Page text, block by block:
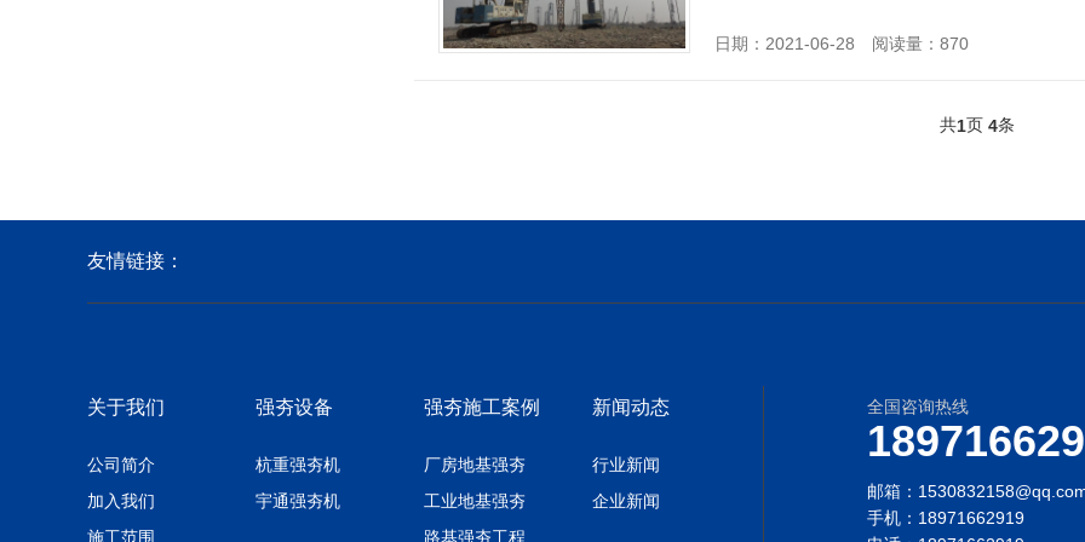
日期：2021-06-28 阅读量：870
共1页 4条
友情链接：
关于我们
公司简介
加入我们
施工范围
强夯设备
杭重强夯机
宇通强夯机
强夯施工案例
厂房地基强夯
工业地基强夯
路基强夯工程
新闻动态
行业新闻
企业新闻
全国咨询热线
邮箱：
手机：18971662919